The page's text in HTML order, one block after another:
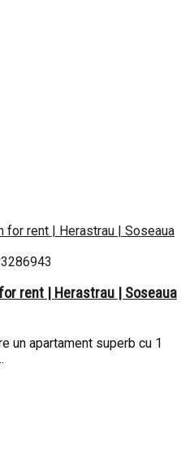
rent | Herastrau | Soseaua
un apartament superb cu 1